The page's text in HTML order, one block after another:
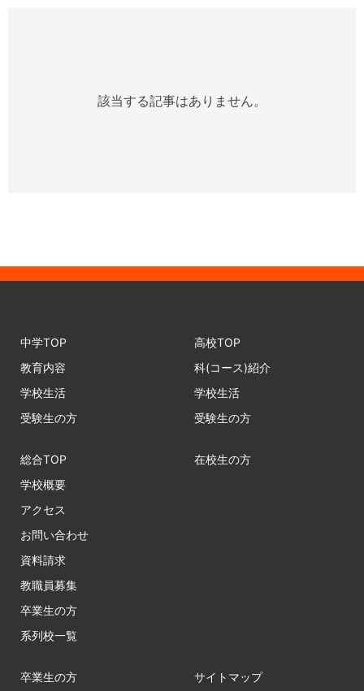
該当する記事はありません。
中学TOP
教育内容
学校生活
受験生の方
高校TOP
科(コース)紹介
学校生活
受験生の方
総合TOP
学校概要
アクセス
お問い合わせ
資料請求
教職員募集
卒業生の方
系列校一覧
在校生の方
卒業生の方 サイトマップ